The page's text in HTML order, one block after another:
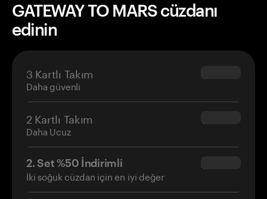
GATEWAY TO MARS cüzdanı
edinin
3 Kartlı Takım
Daha güvenli
$69.90
2 Kartlı Takım
Daha Ucuz
$54.90
2. Set %50 İndirimli
İki soğuk cüzdan için en iyi değer
$34.95